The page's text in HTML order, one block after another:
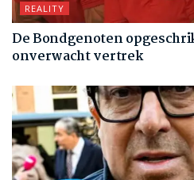
REALITY
De Bondgenoten
onverwacht vertrek